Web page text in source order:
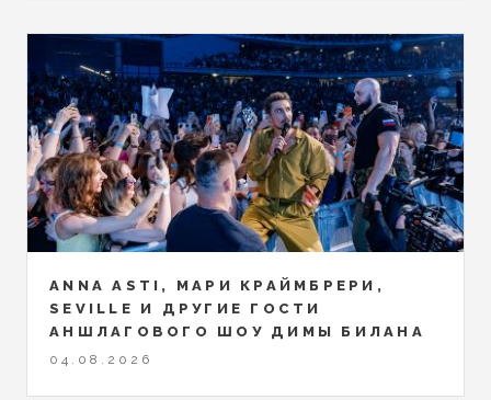
ANNA ASTI, МАРИ КРАЙМБРЕРИ,
SEVILLE И ДРУГИЕ ГОСТИ
АНШЛАГОВОГО ШОУ ДИМЫ БИЛАНА
04.08.2026